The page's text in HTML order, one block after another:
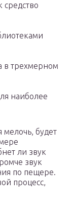
средство
в трехмерном
наиболее
мелочь, будет
ли звук
звук
по пещере.
процесс,